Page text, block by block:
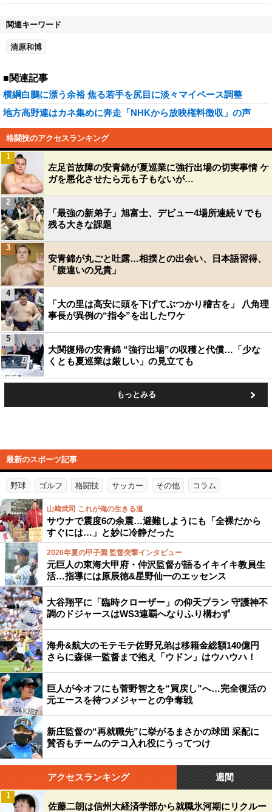
関連キーワード
清原和博
■関連記事
横綱白鵬に漂う余裕 焦る若手を尻目に淡々マイペース調整
地方高野連はカネ集めに奔走「NHKから放映権料徴収」の声
格闘技のアクセスランキング
左足首故障の安青錦が夏巡業に強行出場の切実事情 ケ
ガを悪化させたら元も子もないが…
1
「最強の新弟子」旭富士、デビュー4場所連続Ｖでも
残る大きな課題
2
安青錦が丸ごと吐露…相撲との出会い、日本語習得、
「腹違いの兄貴」
3
「大の里は高安に頭を下げてぶつかり稽古を」 八角理
事長が異例の“指令”を出したワケ
4
大関復帰の安青錦 “強行出場”の収穫と代償…「少な
くとも夏巡業は厳しい」の見立ても
5
もっとみる
最新のスポーツ記事
野球 ゴルフ 格闘技 サッカー その他 コラム
山﨑武司 これが俺の生きる道
サウナで震度6の余震…避難しようにも「全裸だから
すぐには…」と妙に冷静だった
2026年夏の甲子園 監督突撃インタビュー
元巨人の東海大甲府・仲沢監督が語るイキイキ教員生
活…指導には原辰徳&星野仙一のエッセンス
大谷翔平に「臨時クローザー」の仰天プラン 守護神不
調のドジャースはWS3連覇へなりふり構わず
海舟&航大のモテモテ佐野兄弟は移籍金総額140億円
さらに森保一監督まで抱え「ウドン」はウハウハ！
巨人が今オフにも菅野智之を“買戻し”へ…完全復活の
元エースを待つメジャーとの争奪戦
新庄監督の“再就職先”に挙がるまさかの球団 采配に
賛否もチームのテコ入れ役にうってつけ
アクセスランキング 週間
佐藤二朗は信州大経済学部から就職氷河期にリクルー
1